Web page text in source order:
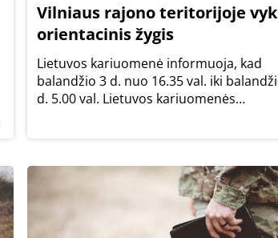
Vilniaus rajono teritorijoje
orientacinis žygis
Lietuvos kariuomenė informuoja, kad
balandžio 3 d. nuo 16.35 val. iki
d. 5.00 val. Lietuvos kariuomenės
būrys...